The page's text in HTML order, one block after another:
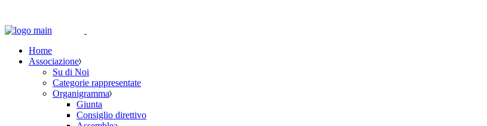
Home
Associazione
Su di Noi
Categorie rappresentate
Organigramma
Giunta
Consiglio direttivo